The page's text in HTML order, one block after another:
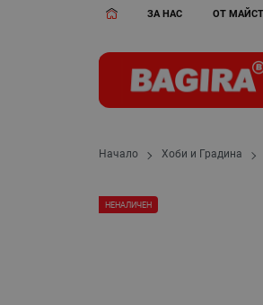
ЗА НАС ОТ
Начало Хоби и Градина
НЕНАЛИЧЕН